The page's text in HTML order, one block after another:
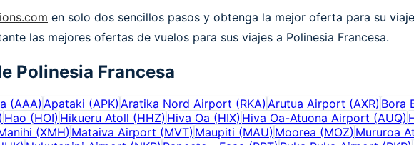
en solo dos sencillos pasos y obtenga la mejor oferta para su
las mejores ofertas de vuelos para sus viajes a Polinesia Francesa.
Polinesia Francesa
(AAA) Apataki (APK) Aratika Nord Airport (RKA) Arutua Airport (AXR) Bora
) Hao (HOI) Hikueru Atoll (HHZ) Hiva Oa (HIX) Hiva Oa-Atuona Airport (AUQ)
(XMH) Mataiva Airport (MVT) Maupiti (MAU) Moorea (MOZ) Mururoa